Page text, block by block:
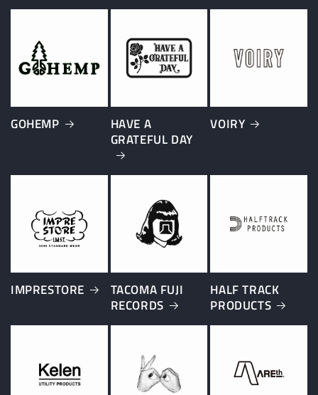
GOHEMP
HAVE A
GRATEFUL DAY
VOIRY
IMPRESTORE
TACOMA FUJI
RECORDS
HALF TRACK
PRODUCTS